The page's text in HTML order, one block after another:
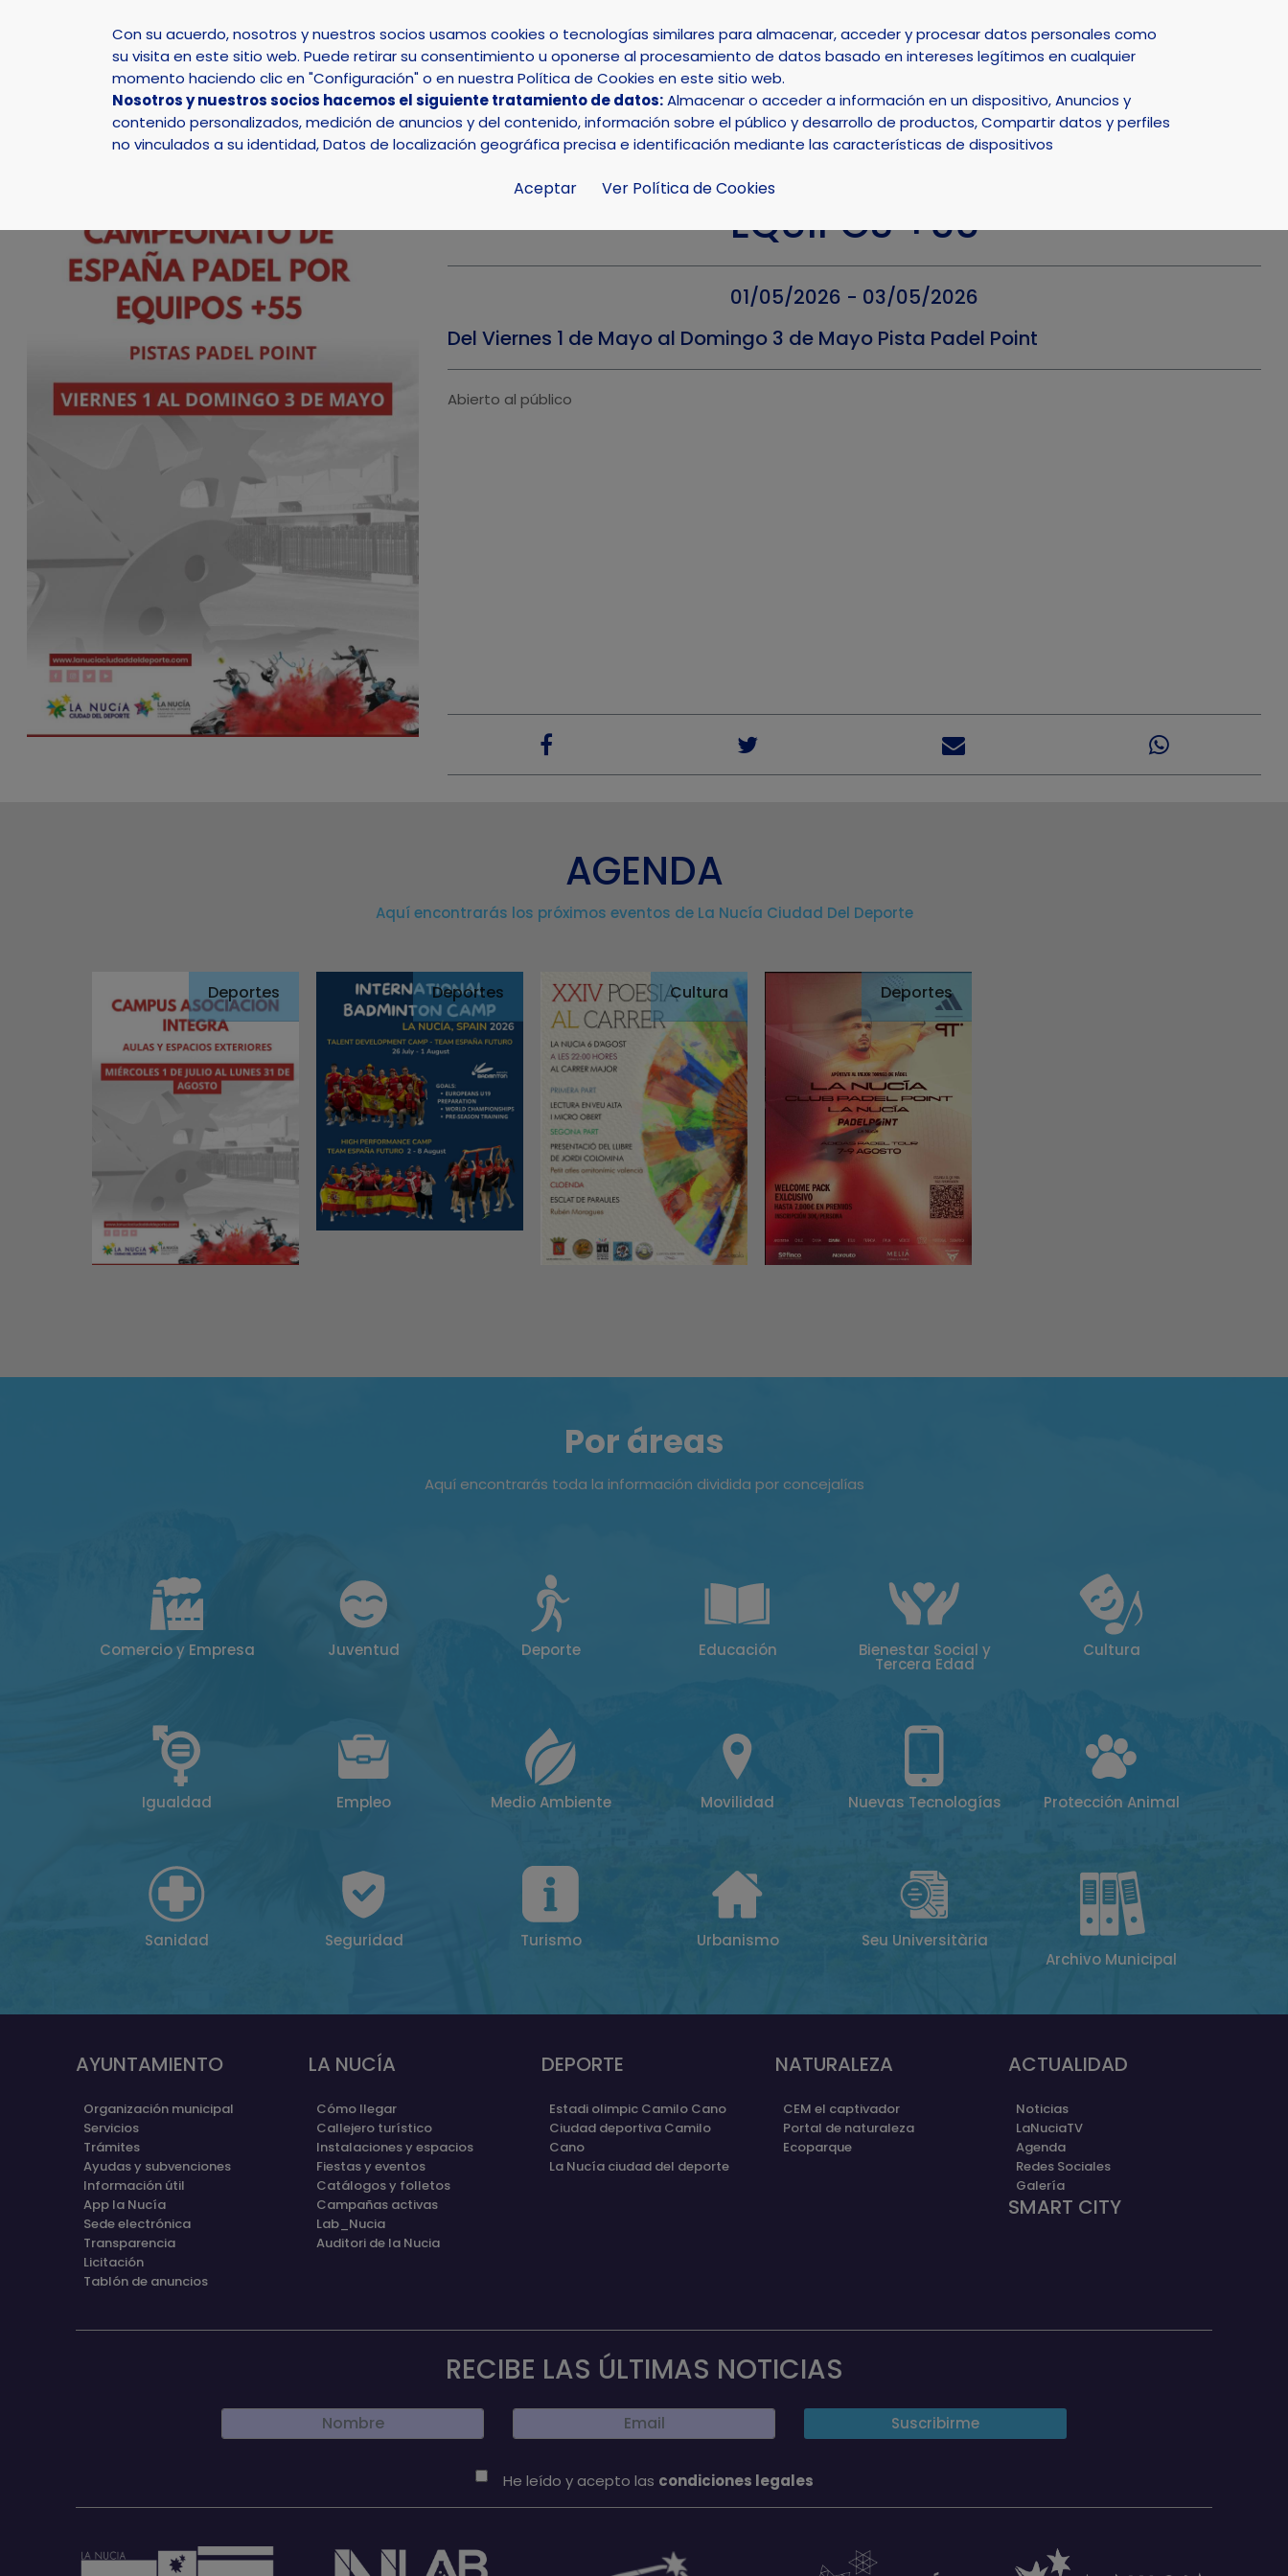
Select Language
INICIO AYUNTAMIENTO LA NUCÍA DEPORTE NATURALEZA SMART CITY
Con su acuerdo, nosotros y nuestros socios usamos cookies o tecnologías similares para almacenar, acceder y procesar datos personales como
su visita en este sitio web. Puede retirar su consentimiento u oponerse al procesamiento de datos basado en intereses legítimos en cualquier
momento haciendo clic en "Configuración" o en nuestra Política de Cookies en este sitio web.
Nosotros y nuestros socios hacemos el siguiente tratamiento de datos:Almacenar o acceder a información en un dispositivo, Anuncios y
contenido personalizados, medición de anuncios y del contenido, información sobre el público y desarrollo de productos, Compartir datos y perfiles
no vinculados a su identidad, Datos de localización geográfica precisa e identificación mediante las características de dispositivos
Aceptar Ver Política de Cookies
Actualidad Agenda Campeonato de España Padel Por Equipos +55
CAMPEONATO DE ESPAÑA PADEL POR
EQUIPOS +55
01/05/2026 - 03/05/2026
Del Viernes 1 de Mayo al Domingo 3 de Mayo Pista Padel Point
Abierto al público
AGENDA
Aquí encontrarás los próximos eventos de La Nucía Ciudad Del Deporte
Deportes Deportes Cultura Deportes
Por áreas
Aquí encontrarás toda la información dividida por concejalías
Comercio y Empresa Juventud Deporte Educación Bienestar Social y
Tercera Edad
Cultura
Igualdad Empleo Medio Ambiente Movilidad Nuevas Tecnologías Protección Animal
Sanidad Seguridad Turismo Urbanismo
Seu Universitària
Archivo Municipal
AYUNTAMIENTO
Organización municipal
Servicios
Trámites
Ayudas y subvenciones
Información útil
App la Nucía
Sede electrónica
Transparencia
Licitación
Tablón de anuncios
LA NUCÍA
Cómo llegar
Callejero turístico
Instalaciones y espacios
Fiestas y eventos
Catálogos y folletos
Campañas activas
Lab_Nucia
Auditori de la Nucia
DEPORTE
Estadi olimpic Camilo Cano
Ciudad deportiva Camilo
Cano
La Nucía ciudad del deporte
NATURALEZA
CEM el captivador
Portal de naturaleza
Ecoparque
ACTUALIDAD
Noticias
LaNuciaTV
Agenda
Redes Sociales
Galería
SMART CITY
RECIBE LAS ÚLTIMAS NOTICIAS
He leído y acepto las condiciones legales